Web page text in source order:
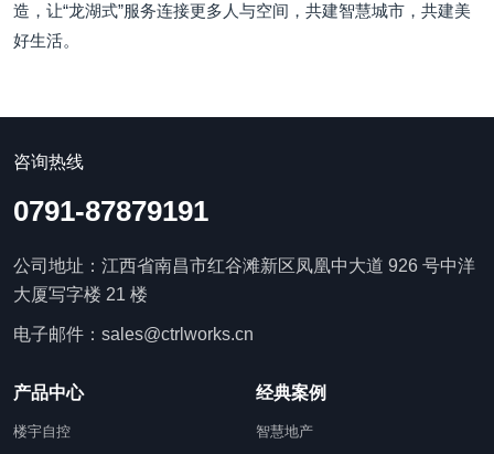
造，让“龙湖式”服务连接更多人与空间，共建智慧城市，共建美
好生活。
咨询热线
0791-87879191
公司地址：江西省南昌市红谷滩新区凤凰中大道 926 号中洋
大厦写字楼 21 楼
电子邮件：sales@ctrlworks.cn
产品中心
楼宇自控
经典案例
智慧地产